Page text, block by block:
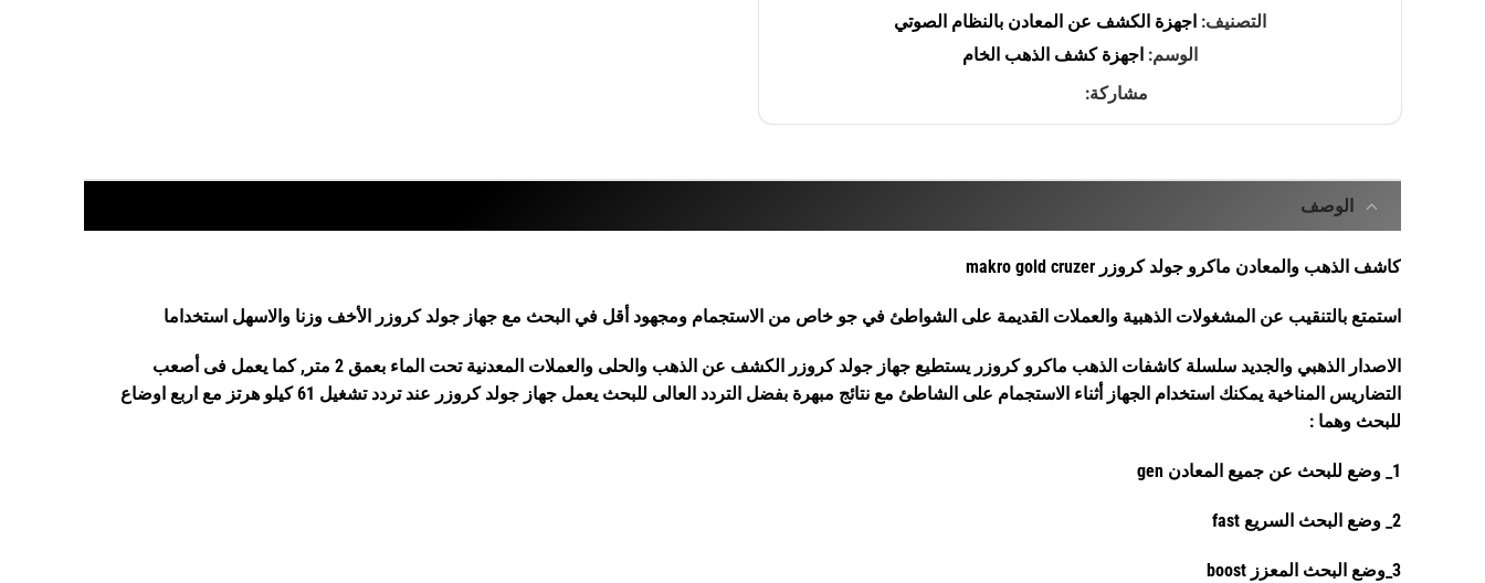
التصنيف: اجهزة الكشف عن المعادن بالنظام الصوتي
الوسم: اجهزة كشف الذهب الخام
مشاركة:
الوصف
كاشف الذهب والمعادن ماكرو جولد كروزر makro gold cruzer
استمتع بالتنقيب عن المشغولات الذهبية والعملات القديمة على الشواطئ في جو خاص من الاستجمام ومجهود أقل في البحث مع جهاز جولد كروزر الأخف وزنا والاسهل استخداما
الاصدار الذهبي والجديد سلسلة كاشفات الذهب ماكرو كروزر يستطيع جهاز جولد كروزر الكشف عن الذهب والحلى والعملات المعدنية تحت الماء بعمق 2 متر, كما يعمل فى أصعب
التضاريس المناخية يمكنك استخدام الجهاز أثناء الاستجمام على الشاطئ مع نتائج مبهرة بفضل التردد العالى للبحث يعمل جهاز جولد كروزر عند تردد تشغيل 61 كيلو هرتز مع اربع اوضاع
للبحث وهما :
1_ وضع للبحث عن جميع المعادن gen
2_ وضع البحث السريع fast
3_وضع البحث المعزز boost